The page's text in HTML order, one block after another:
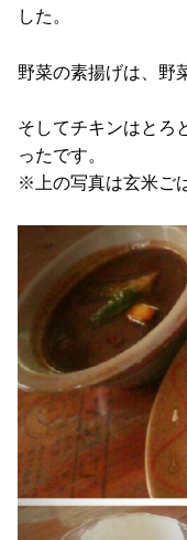
した。
野菜の素揚げは、野
そしてチキンはとろ
ったです。
※上の写真は玄米ご